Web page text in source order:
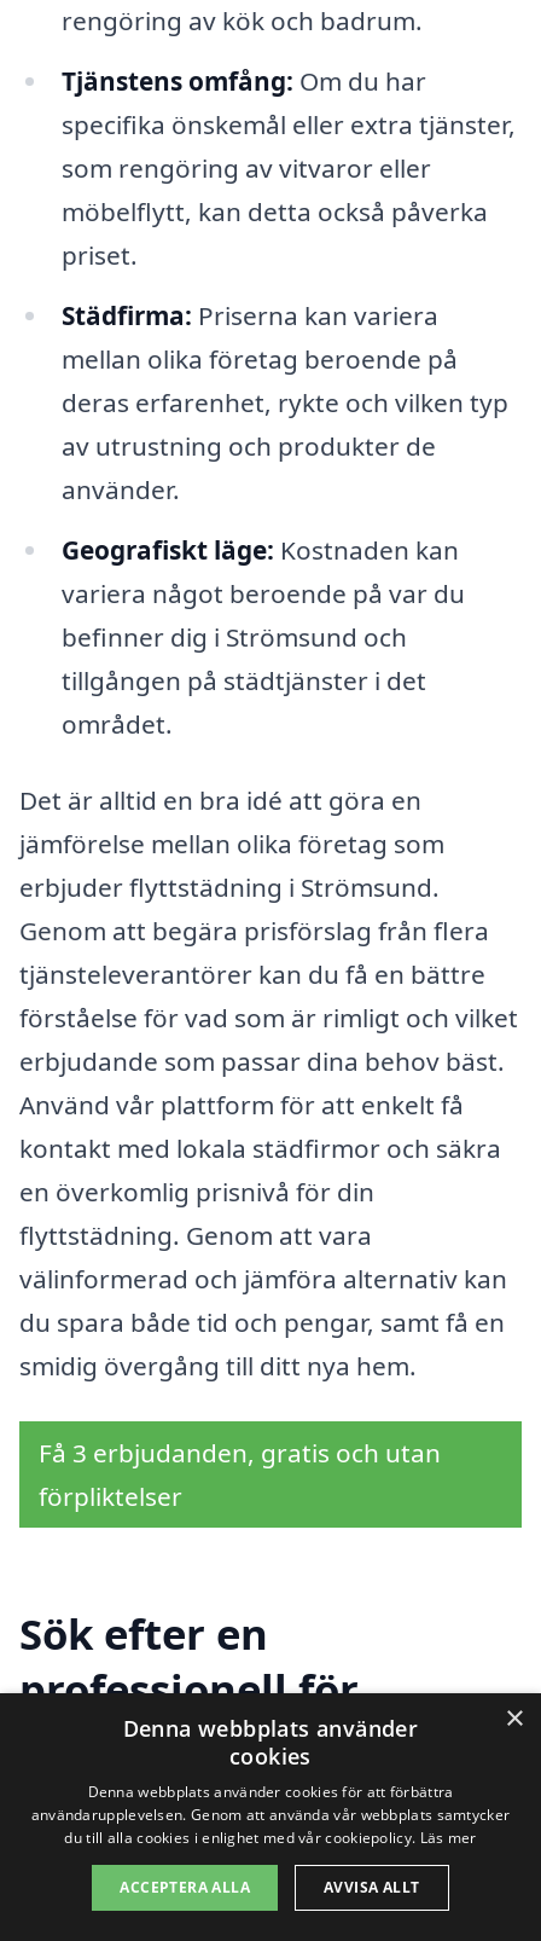
rengöring av kök och badrum.
Tjänstens omfång: Om du har
specifika önskemål eller extra tjänster,
som rengöring av vitvaror eller
möbelflytt, kan detta också påverka
priset.
Städfirma: Priserna kan variera
mellan olika företag beroende på
deras erfarenhet, rykte och vilken typ
av utrustning och produkter de
använder.
Geografiskt läge: Kostnaden kan
variera något beroende på var du
befinner dig i Strömsund och
tillgången på städtjänster i det
området.
Det är alltid en bra idé att göra en
jämförelse mellan olika företag som
erbjuder flyttstädning i Strömsund.
Genom att begära prisförslag från flera
tjänsteleverantörer kan du få en bättre
förståelse för vad som är rimligt och vilket
erbjudande som passar dina behov bäst.
Använd vår plattform för att enkelt få
kontakt med lokala städfirmor och säkra
en överkomlig prisnivå för din
flyttstädning. Genom att vara
välinformerad och jämföra alternativ kan
du spara både tid och pengar, samt få en
smidig övergång till ditt nya hem.
Få 3 erbjudanden, gratis och utan
förpliktelser
Sök efter en
professionell för
flyttstädning i andra
städer nära Strömsund
Att hitta rätt hjälp för flyttstädning i
×
Denna webbplats använder
cookies
Denna webbplats använder cookies för att förbättra
användarupplevelsen. Genom att använda vår webbplats samtycker
du till alla cookies i enlighet med vår cookiepolicy. Läs mer
ACCEPTERA ALLA AVVISA ALLT